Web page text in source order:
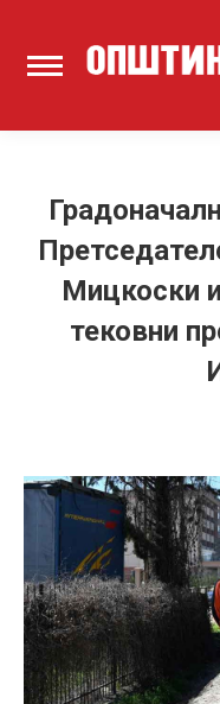
Мицкоски
тековни